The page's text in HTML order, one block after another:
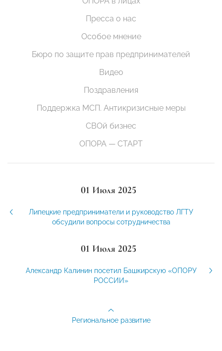
Пресса о нас
Особое мнение
Бюро по защите прав предпринимателей
Видео
Поздравления
Поддержка МСП. Антикризисные меры
СВОй бизнес
ОПОРА — СТАРТ
01 Июля 2025
Липецкие предприниматели и руководство ЛГТУ
обсудили вопросы сотрудничества
01 Июля 2025
Александр Калинин посетил Башкирскую «ОПОРУ
РОССИИ»
Региональное развитие